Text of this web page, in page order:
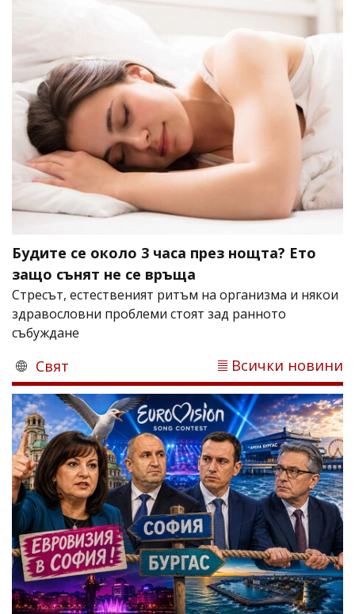
Будите се около 3 часа през нощта? Ето
защо сънят не се връща
Стресът, естественият ритъм на организма и някои
здравословни проблеми стоят зад ранното
събуждане
Свят Всички новини